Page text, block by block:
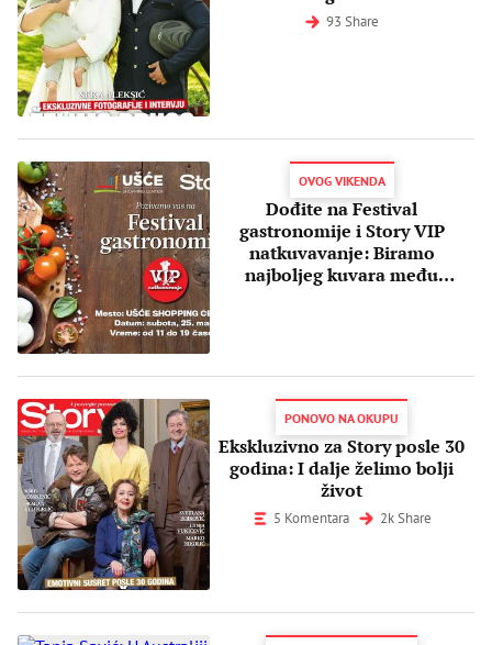
93 Share
OVOG VIKENDA
Dođite na Festival
gastronomije i Story VIP
natkuvavanje: Biramo
najboljeg kuvara među
PONOVO NA OKUPU
Ekskluzivno za Story posle 30
godina: I dalje želimo bolji
život
5 Komentara 2k Share